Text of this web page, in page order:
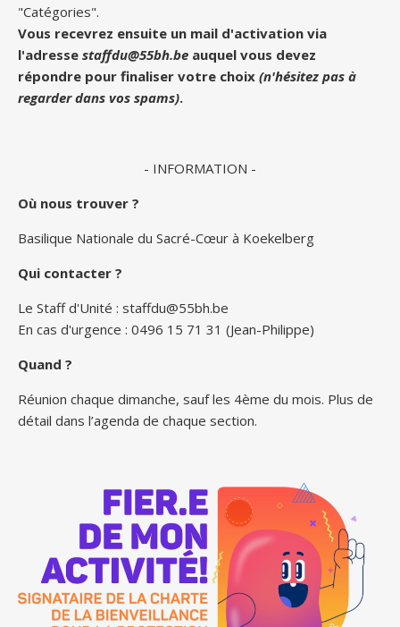
"Catégories".
Vous recevrez ensuite un mail d'activation via
l'adresse staffdu@55bh.be auquel vous devez
répondre pour finaliser votre choix (n'hésitez pas à
regarder dans vos spams).
- INFORMATION -
Où nous trouver ?
Basilique Nationale du Sacré-Cœur à Koekelberg
Qui contacter ?
Le Staff d'Unité : staffdu@55bh.be
En cas d'urgence : 0496 15 71 31 (Jean-Philippe)
Quand ?
Réunion chaque dimanche, sauf les 4ème du mois. Plus de
détail dans l’agenda de chaque section.